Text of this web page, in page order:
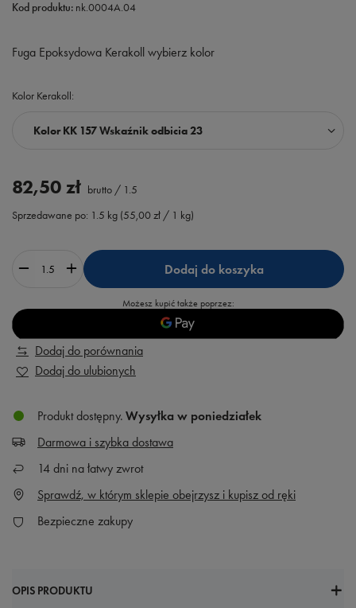
Kod produktu: nk.0004A.04
Fuga Epoksydowa Kerakoll wybierz kolor
Kolor Kerakoll
Kolor KK 157 Wskaźnik odbicia 23
82,50 zł brutto / 1.5
Sprzedawane po: 1.5 kg (55,00 zł / 1 kg)
Dodaj do koszyka
Możesz kupić także poprzez:
Dodaj do porównania
Dodaj do ulubionych
Produkt dostępny Wysyłka w poniedziałek
Darmowa i szybka dostawa
14 dni na łatwy zwrot
Sprawdź, w którym sklepie obejrzysz i kupisz od ręki
Bezpieczne zakupy
OPIS PRODUKTU